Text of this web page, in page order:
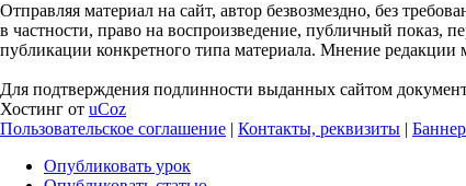
Отправляя материал на сайт, автор безвозмездно, без
в частности, право на воспроизведение, публичный показ,
публикации конкретного типа материала. Мнение редакции
Для подтверждения подлинности выданных сайтом
Хостинг от uCoz
Пользовательское соглашение | Контакты, реквизиты |
Опубликовать урок